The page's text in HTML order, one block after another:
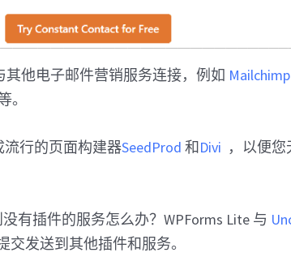
其他电子邮件营销服务连接，例如 Mailchimp
。
流行的页面构建器SeedProd 和Divi ，以便
有插件的服务怎么办？WPForms Lite 与
交发送到其他插件和服务。